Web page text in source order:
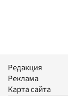
Редакция
Реклама
Карта сайта